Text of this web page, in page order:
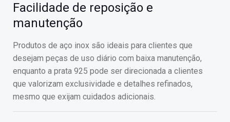
Facilidade de reposição e
manutenção
Produtos de aço inox são ideais para clientes que
desejam peças de uso diário com baixa manutenção,
enquanto a prata 925 pode ser direcionada a clientes
que valorizam exclusividade e detalhes refinados,
mesmo que exijam cuidados adicionais.